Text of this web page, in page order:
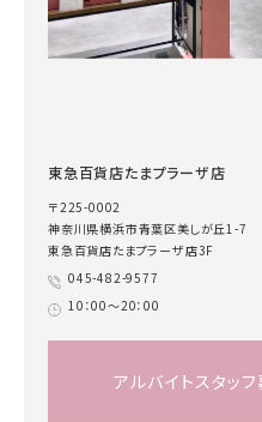
東急百貨店たまプラーザ店
〒225-0002
神奈川県横浜市青葉区美しが丘1-7
東急百貨店たまプラーザ店3F
045-482-9577
10：00～20：00
アルバイトスタッ